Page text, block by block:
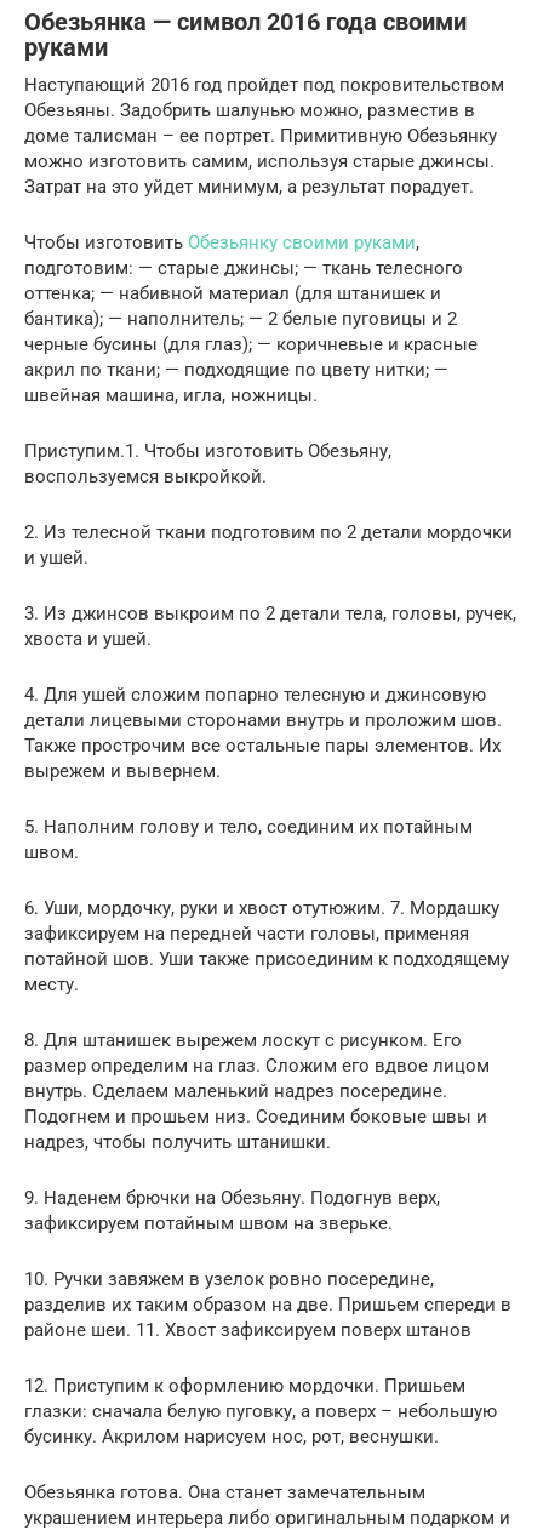
Обезьянка — символ 2016 года своими
руками
Наступающий 2016 год пройдет под покровительством
Обезьяны. Задобрить шалунью можно, разместив в
доме талисман – ее портрет. Примитивную Обезьянку
можно изготовить самим, используя старые джинсы.
Затрат на это уйдет минимум, а результат порадует.
Чтобы изготовить Обезьянку своими руками,
подготовим: — старые джинсы; — ткань телесного
оттенка; — набивной материал (для штанишек и
бантика); — наполнитель; — 2 белые пуговицы и 2
черные бусины (для глаз); — коричневые и красные
акрил по ткани; — подходящие по цвету нитки; —
швейная машина, игла, ножницы.
Приступим.1. Чтобы изготовить Обезьяну,
воспользуемся выкройкой.
2. Из телесной ткани подготовим по 2 детали мордочки
и ушей.
3. Из джинсов выкроим по 2 детали тела, головы, ручек,
хвоста и ушей.
4. Для ушей сложим попарно телесную и джинсовую
детали лицевыми сторонами внутрь и проложим шов.
Также прострочим все остальные пары элементов. Их
вырежем и вывернем.
5. Наполним голову и тело, соединим их потайным
швом.
6. Уши, мордочку, руки и хвост отутюжим. 7. Мордашку
зафиксируем на передней части головы, применяя
потайной шов. Уши также присоединим к подходящему
месту.
8. Для штанишек вырежем лоскут с рисунком. Его
размер определим на глаз. Сложим его вдвое лицом
внутрь. Сделаем маленький надрез посередине.
Подогнем и прошьем низ. Соединим боковые швы и
надрез, чтобы получить штанишки.
9. Наденем брючки на Обезьяну. Подогнув верх,
зафиксируем потайным швом на зверьке.
10. Ручки завяжем в узелок ровно посередине,
разделив их таким образом на две. Пришьем спереди в
районе шеи. 11. Хвост зафиксируем поверх штанов
12. Приступим к оформлению мордочки. Пришьем
глазки: сначала белую пуговку, а поверх – небольшую
бусинку. Акрилом нарисуем нос, рот, веснушки.
Обезьянка готова. Она станет замечательным
украшением интерьера либо оригинальным подарком и